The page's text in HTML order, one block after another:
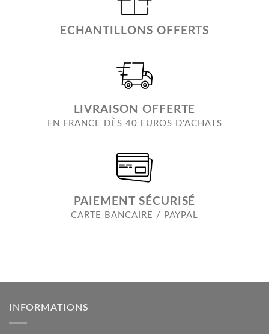
ECHANTILLONS OFFERTS
LIVRAISON OFFERTE
EN FRANCE DÈS 40 EUROS D'ACHATS
PAIEMENT SÉCURISÉ
CARTE BANCAIRE / PAYPAL
INFORMATIONS